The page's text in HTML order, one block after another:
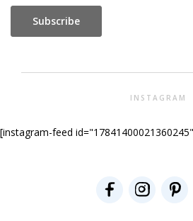
INSTAGRAM
[instagram-feed